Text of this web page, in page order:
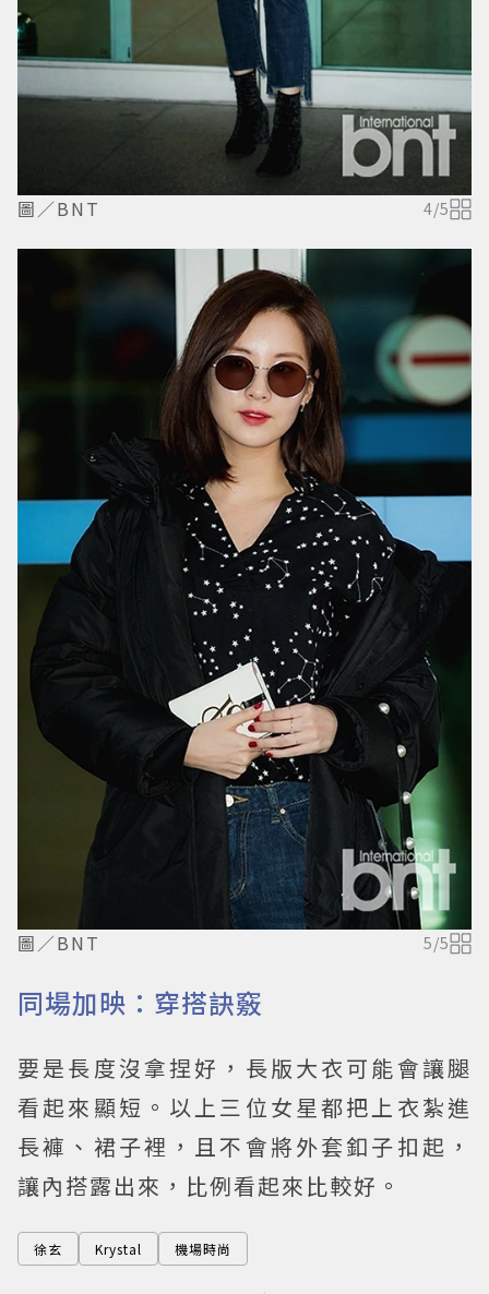
圖／BNT 4/5
圖／BNT 5/5
同場加映：穿搭訣竅
要是長度沒拿捏好，長版大衣可能會讓腿
看起來顯短。以上三位女星都把上衣紮進
長褲、裙子裡，且不會將外套釦子扣起，
讓內搭露出來，比例看起來比較好。
徐玄 Krystal 機場時尚